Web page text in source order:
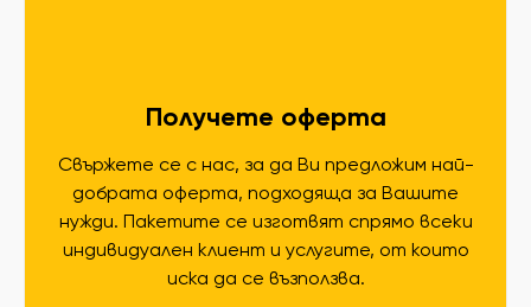
Получете оферта
Свържете се с нас, за да Ви предложим най-
добрата оферта, подходяща за Вашите
нужди. Пакетите се изготвят спрямо всеки
индивидуален клиент и услугите, от които
иска да се възползва.